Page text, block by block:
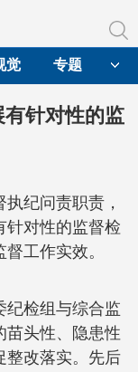
觉 专题
针对性的监
纪问责职责，
针对性的监督检
工作实效。
纪检组与综合监
苗头性、隐患性
整改落实。先后